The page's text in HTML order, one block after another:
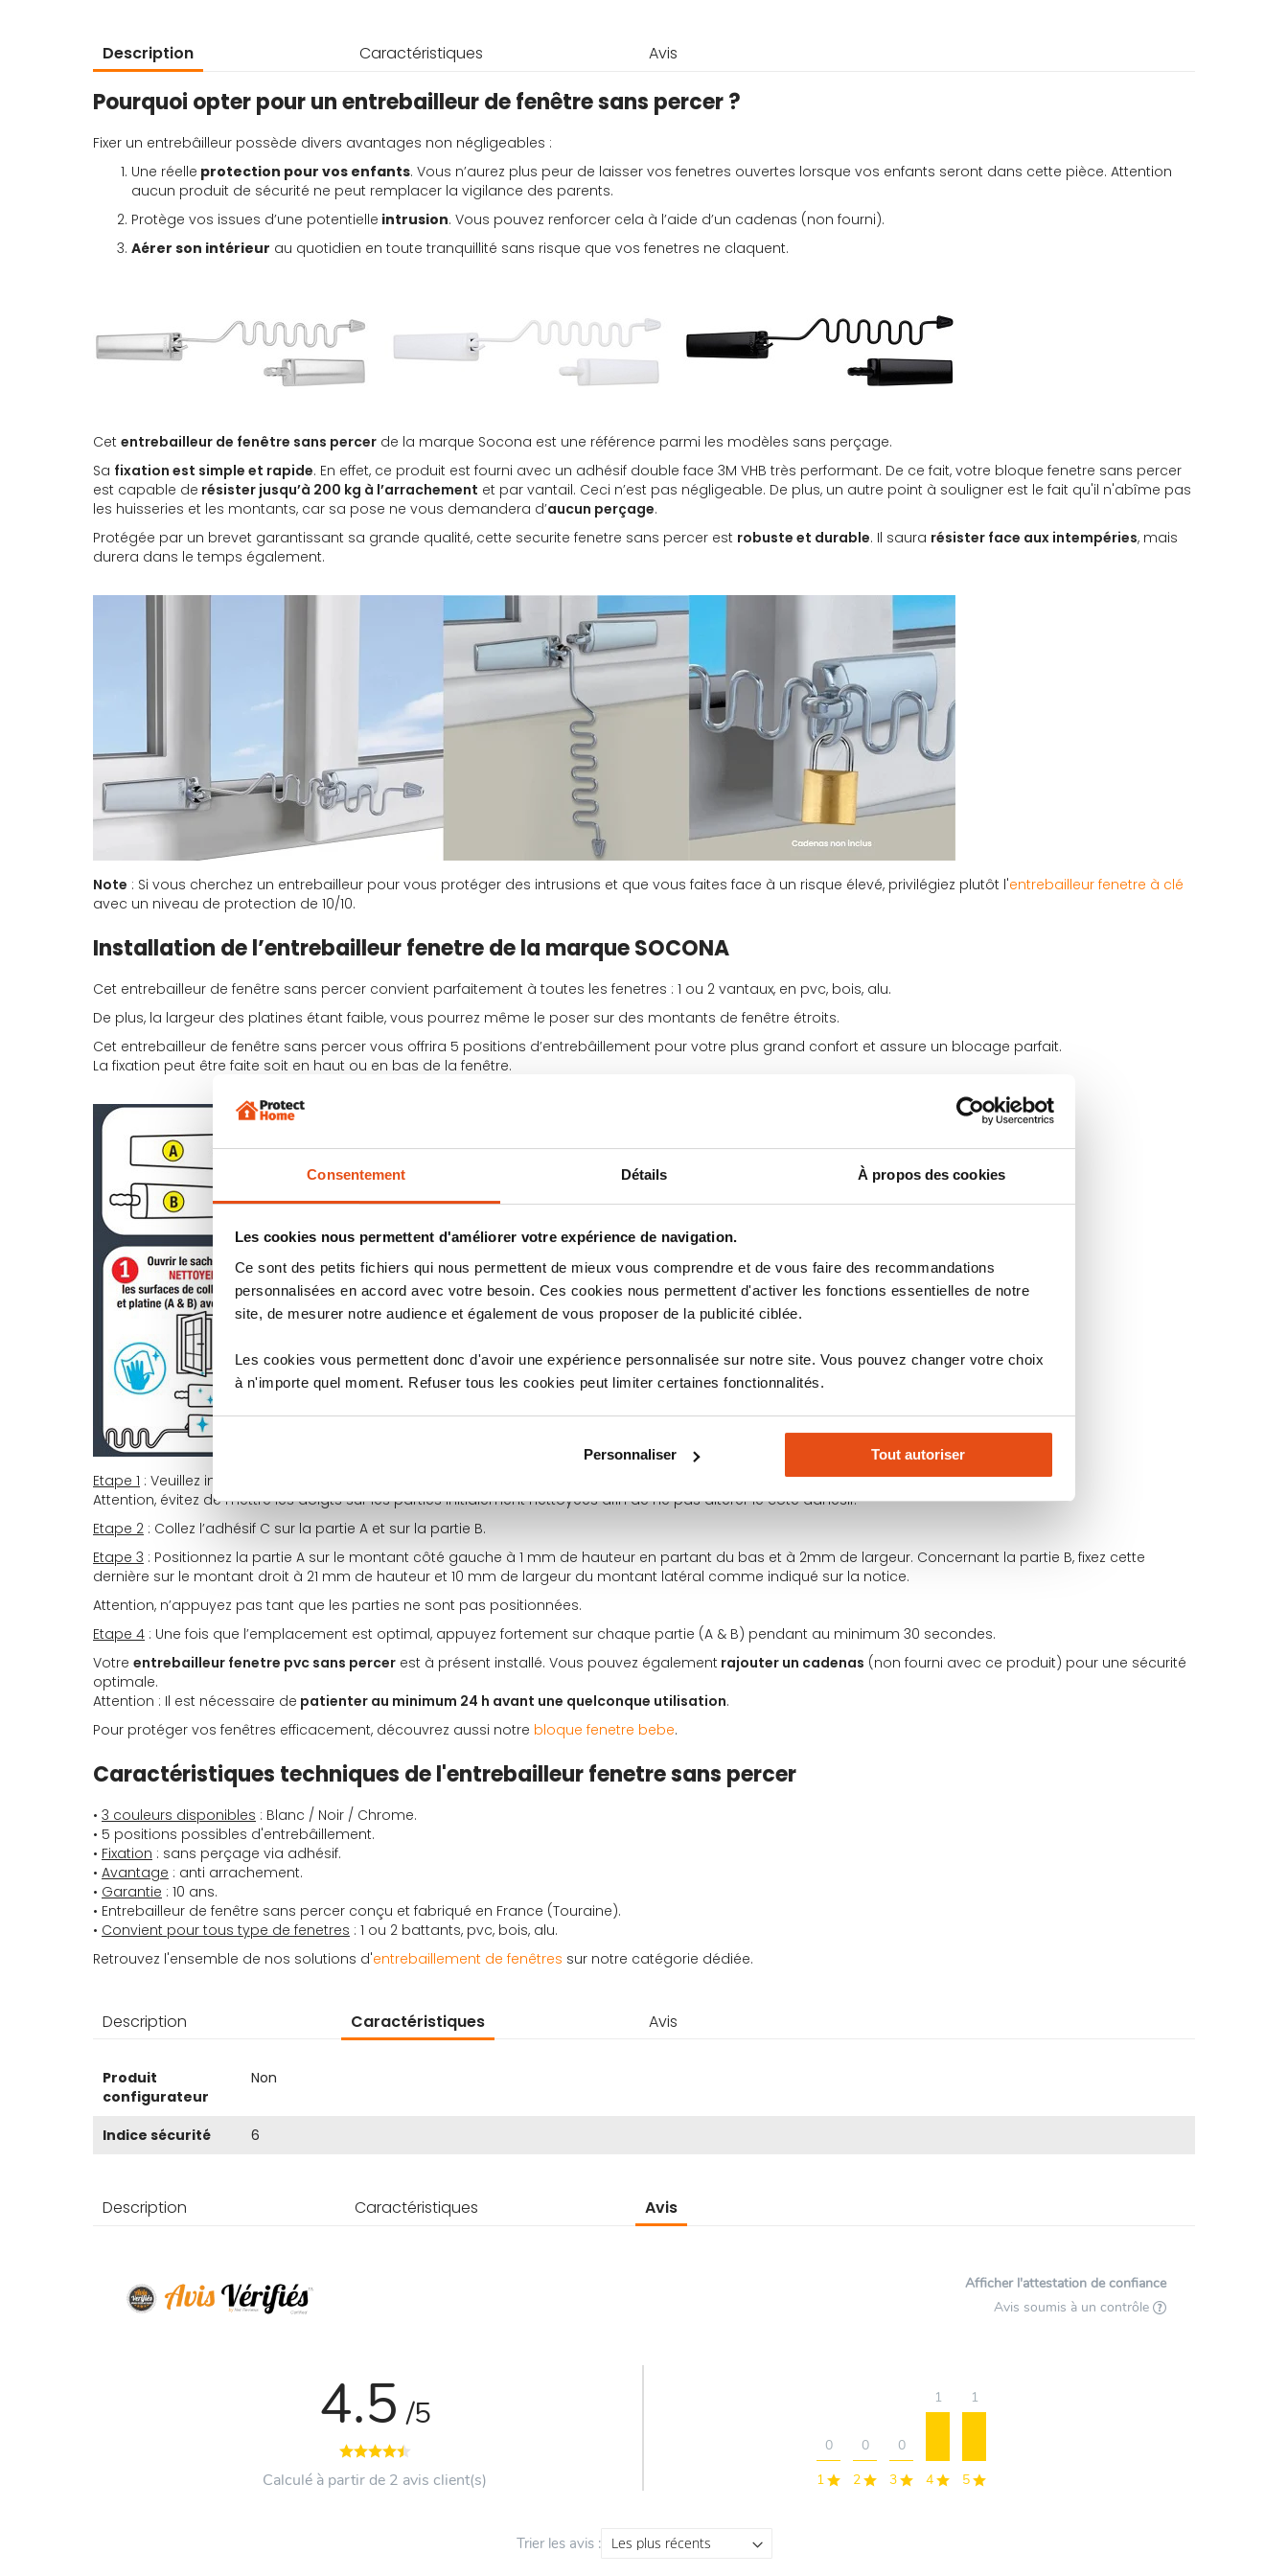
Consentement Détails À propos des cookies
Les cookies nous permettent d'améliorer votre expérience de navigation.
Ce sont des petits fichiers qui nous permettent de mieux vous comprendre et de vous faire des recommandations
personnalisées en accord avec votre besoin. Ces cookies nous permettent d'activer les fonctions essentielles de notre
site, de mesurer notre audience et également de vous proposer de la publicité ciblée.
Les cookies vous permettent donc d'avoir une expérience personnalisée sur notre site. Vous pouvez changer votre choix
à n'importe quel moment. Refuser tous les cookies peut limiter certaines fonctionnalités.
Personnaliser Tout autoriser
Description Caractéristiques Avis
Pourquoi opter pour un entrebailleur de fenêtre sans percer ?
Fixer un entrebâilleur possède divers avantages non négligeables :
Une réelle protection pour vos enfants. Vous n’aurez plus peur de laisser vos fenetres ouvertes lorsque vos enfants seront dans cette pièce. Attention
aucun produit de sécurité ne peut remplacer la vigilance des parents.
Protège vos issues d’une potentielle intrusion. Vous pouvez renforcer cela à l’aide d’un cadenas (non fourni).
Aérer son intérieur au quotidien en toute tranquillité sans risque que vos fenetres ne claquent.
Cet entrebailleur de fenêtre sans percer de la marque Socona est une référence parmi les modèles sans perçage.
Sa fixation est simple et rapide. En effet, ce produit est fourni avec un adhésif double face 3M VHB très performant. De ce fait, votre bloque fenetre sans percer
est capable de résister jusqu’à 200 kg à l’arrachement et par vantail. Ceci n’est pas négligeable. De plus, un autre point à souligner est le fait qu'il n'abîme pas
les huisseries et les montants, car sa pose ne vous demandera d’aucun perçage.
Protégée par un brevet garantissant sa grande qualité, cette securite fenetre sans percer est robuste et durable. Il saura résister face aux intempéries, mais
durera dans le temps également.
Note : Si vous cherchez un entrebailleur pour vous protéger des intrusions et que vous faites face à un risque élevé, privilégiez plutôt l'entrebailleur fenetre à clé
avec un niveau de protection de 10/10.
Installation de l’entrebailleur fenetre de la marque SOCONA
Cet entrebailleur de fenêtre sans percer convient parfaitement à toutes les fenetres : 1 ou 2 vantaux, en pvc, bois, alu.
De plus, la largeur des platines étant faible, vous pourrez même le poser sur des montants de fenêtre étroits.
Cet entrebailleur de fenêtre sans percer vous offrira 5 positions d’entrebâillement pour votre plus grand confort et assure un blocage parfait.
La fixation peut être faite soit en haut ou en bas de la fenêtre.
Etape 1 : Veuillez initialement nettoyer la surface sur laquelle sera posé l’entrebailleur ainsi que les parties à fixer (A & B).
Attention, évitez de mettre les doigts sur les parties initialement nettoyées afin de ne pas altérer le côté adhésif.
Etape 2 : Collez l’adhésif C sur la partie A et sur la partie B.
Etape 3 : Positionnez la partie A sur le montant côté gauche à 1 mm de hauteur en partant du bas et à 2mm de largeur. Concernant la partie B, fixez cette
dernière sur le montant droit à 21 mm de hauteur et 10 mm de largeur du montant latéral comme indiqué sur la notice.
Attention, n’appuyez pas tant que les parties ne sont pas positionnées.
Etape 4 : Une fois que l’emplacement est optimal, appuyez fortement sur chaque partie (A & B) pendant au minimum 30 secondes.
Votre entrebailleur fenetre pvc sans percer est à présent installé. Vous pouvez également rajouter un cadenas (non fourni avec ce produit) pour une sécurité
optimale.
Attention : Il est nécessaire de patienter au minimum 24 h avant une quelconque utilisation.
Pour protéger vos fenêtres efficacement, découvrez aussi notre bloque fenetre bebe.
Caractéristiques techniques de l'entrebailleur fenetre sans percer
• 3 couleurs disponibles : Blanc / Noir / Chrome.
• 5 positions possibles d'entrebâillement.
• Fixation : sans perçage via adhésif.
• Avantage : anti arrachement.
• Garantie : 10 ans.
• Entrebailleur de fenêtre sans percer conçu et fabriqué en France (Touraine).
• Convient pour tous type de fenetres : 1 ou 2 battants, pvc, bois, alu.
Retrouvez l'ensemble de nos solutions d'entrebaillement de fenêtres sur notre catégorie dédiée.
Description Caractéristiques Avis
d’information
Produit
configurateur
Non
Indice sécurité 6
Description Caractéristiques Avis
Afficher l'attestation de confiance
Avis soumis à un contrôle
4.5 /5
Calculé à partir de 2 avis client(s) 1
0
2
0
3
0
4
1
5
1
Trier les avis :